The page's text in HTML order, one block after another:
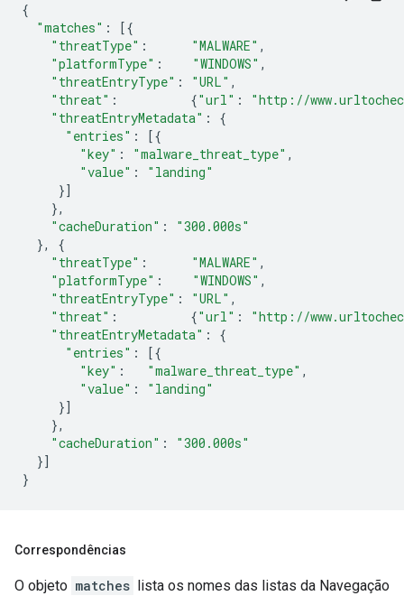
{
"matches" :
[{
"threatType" : "MALWARE" ,
"platformType" : "WINDOWS" ,
"threatEntryType" : "URL" ,
"threat" : {"url" :
"http://
"threatEntryMetadata" :
{
"entries" :
[{
"key" : "malware_threat_type" ,
"value" :
"landing"
}]
},
"cacheDuration" :
"300.000s"
},
{
"threatType" : "MALWARE" ,
"platformType" : "WINDOWS" ,
"threatEntryType" : "URL" ,
"threat" : {"url" :
"http://
"threatEntryMetadata" :
{
"entries" :
[{
"key" : "malware_threat_type" ,
"value" :
"landing"
}]
},
"cacheDuration" :
"300.000s"
}]
}
Correspondências
O objeto matches lista os nomes das listas da Navegação